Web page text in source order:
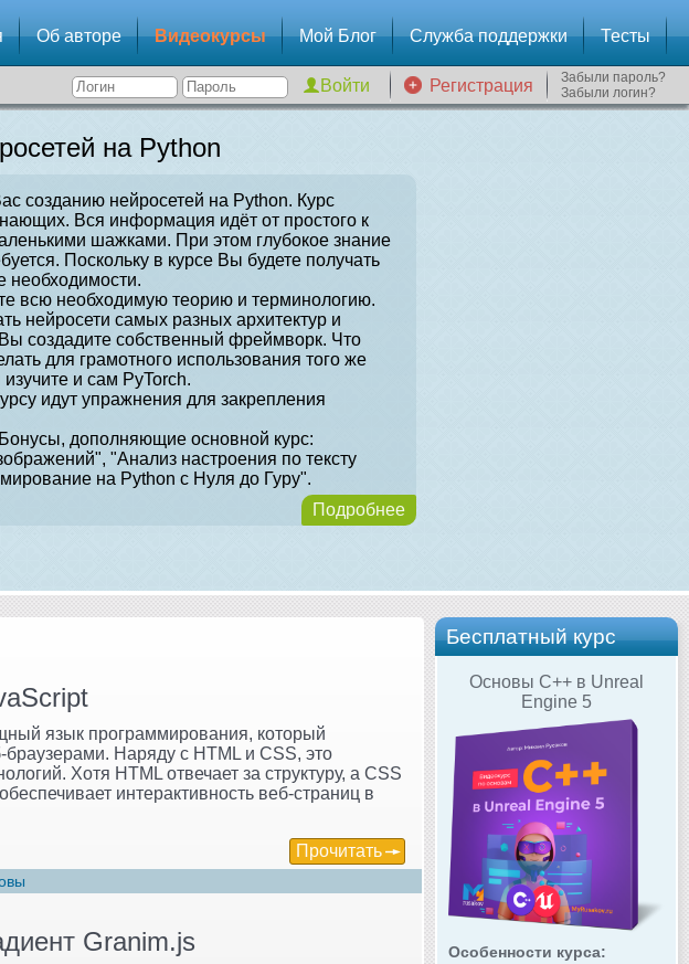
Об авторе Видеокурсы Мой Блог Служба поддержки Тесты
Регистрация
Забыли пароль?
Забыли логин?
на Python
созданию нейросетей на Python. Курс
Вся информация идёт от простого к
шажками. При этом глубокое знание
Поскольку в курсе Вы будете получать
необходимости.
всю необходимую теорию и терминологию.
нейросети самых разных архитектур и
создадите собственный фреймворк. Что
для грамотного использования того же
и сам PyTorch.
идут упражнения для закрепления
дополняющие основной курс:
"Анализ настроения по тексту
на Python с Нуля до Гуру".
Подробнее
Бесплатный курс
Основы C++ в Unreal
Engine 5
Особенности курса:
язык программирования, который
Наряду с HTML и CSS, это
Хотя HTML отвечает за структуру, а CSS
интерактивность веб-страниц в
Прочитать
Granim.js